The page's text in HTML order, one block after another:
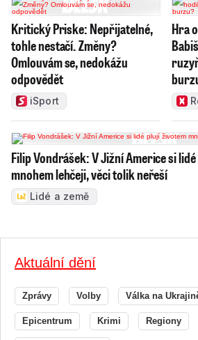
Kritický Priske: Nepřijatelné,
tohle nestačí. Změny?
Omlouvám se, nedokážu
odpovědět
iSport
Hra
Filip Vondrášek: V Jižní Americe si
mnohem lehčeji, věci tolik neřeší
Lidé a země
Aktuální dění
Zprávy Volby Válka na
Epicentrum Krimi Regiony